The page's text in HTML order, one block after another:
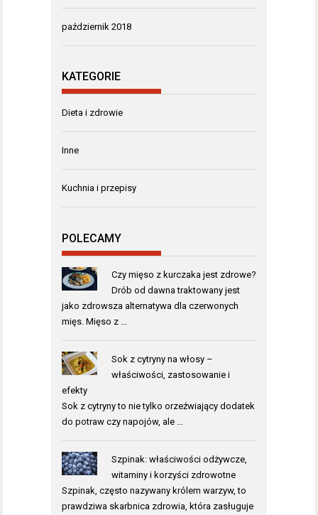
październik 2018
KATEGORIE
Dieta i zdrowie
Inne
Kuchnia i przepisy
POLECAMY
Czy mięso z kurczaka jest zdrowe?
Drób od dawna traktowany jest
jako zdrowsza alternatywa dla czerwonych
mięs. Mięso z …
Sok z cytryny na włosy –
właściwości, zastosowanie i
efekty
Sok z cytryny to nie tylko orzeźwiający dodatek
do potraw czy napojów, ale …
Szpinak: właściwości odżywcze,
witaminy i korzyści zdrowotne
Szpinak, często nazywany królem warzyw, to
prawdziwa skarbnica zdrowia, która zasługuje